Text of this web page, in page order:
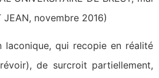
JEAN, novembre 2016)
laconique, qui recopie en réalité
de surcroit partiellement,